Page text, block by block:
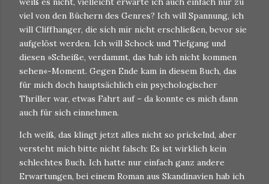
viel von den Büchern des Genres? Ich will Spannung, ich
will Cliffhanger, die sich mir nicht erschließen, bevor sie
aufgelöst werden. Ich will Schock und Tiefgang und
diesen »Scheiße, verdammt, das hab ich nicht kommen
sehen«-Moment. Gegen Ende kam in diesem Buch, das
für mich doch hauptsächlich ein psychologischer
Thriller war, etwas Fahrt auf – da konnte es mich dann
auch für sich einnehmen.
Ich weiß, das klingt jetzt alles nicht so prickelnd, aber
versteht mich bitte nicht falsch: Es ist wirklich kein
schlechtes Buch. Ich hatte nur einfach ganz andere
Erwartungen, bei einem Roman aus Skandinavien hab ich